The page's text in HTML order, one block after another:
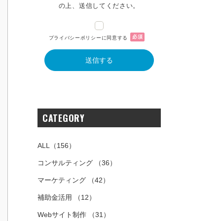
の上、送信してください。
プライバシーポリシーに同意する 必須
CATEGORY
ALL （156）
コンサルティング （36）
マーケティング （42）
補助金活用 （12）
Webサイト制作 （31）